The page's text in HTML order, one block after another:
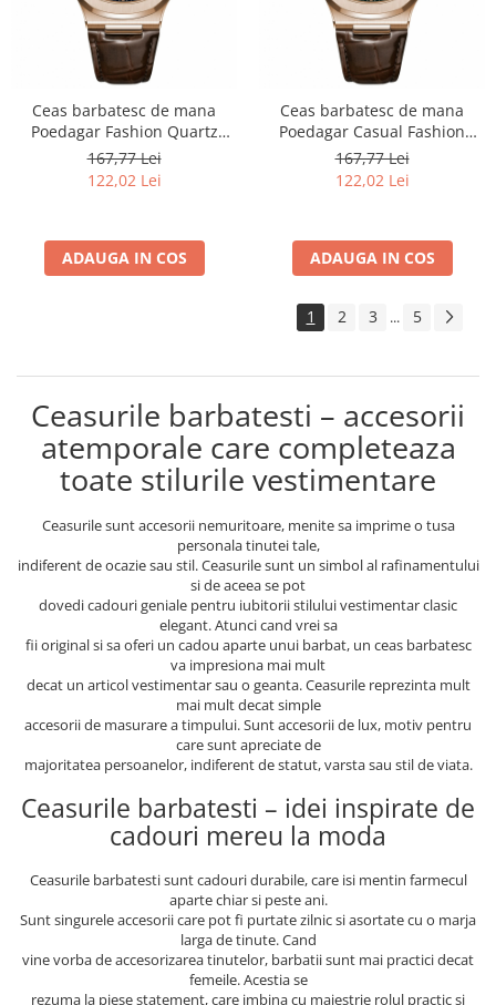
Ceas barbatesc de mana
Poedagar Fashion Quartz
Casual Piele Maro Albastru
167,77 Lei
122,02 Lei
ADAUGA IN COS
Ceas barbatesc de mana
Poedagar Casual Fashion
Quartz Piele Maro Verde
167,77 Lei
122,02 Lei
ADAUGA IN COS
1 2 3 ... 5
Ceasurile barbatesti – accesorii
atemporale care completeaza
toate stilurile vestimentare
Ceasurile sunt accesorii nemuritoare, menite sa imprime o tusa
personala tinutei tale,
indiferent de ocazie sau stil. Ceasurile sunt un simbol al rafinamentului
si de aceea se pot
dovedi cadouri geniale pentru iubitorii stilului vestimentar clasic
elegant. Atunci cand vrei sa
fii original si sa oferi un cadou aparte unui barbat, un ceas barbatesc
va impresiona mai mult
decat un articol vestimentar sau o geanta. Ceasurile reprezinta mult
mai mult decat simple
accesorii de masurare a timpului. Sunt accesorii de lux, motiv pentru
care sunt apreciate de
majoritatea persoanelor, indiferent de statut, varsta sau stil de viata.
Ceasurile barbatesti – idei inspirate de
cadouri mereu la moda
Ceasurile barbatesti sunt cadouri durabile, care isi mentin farmecul
aparte chiar si peste ani.
Sunt singurele accesorii care pot fi purtate zilnic si asortate cu o marja
larga de tinute. Cand
vine vorba de accesorizarea tinutelor, barbatii sunt mai practici decat
femeile. Acestia se
rezuma la piese statement, care imbina cu maiestrie rolul practic si